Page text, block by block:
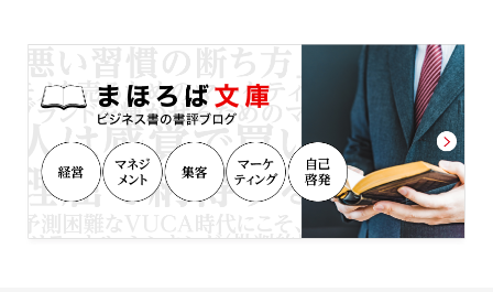
できる解決が得られるよう、事件に取